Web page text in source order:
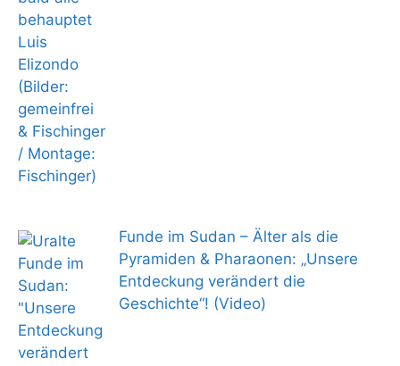
Funde im Sudan – Älter als die
Pyramiden & Pharaonen: „Unsere
Entdeckung verändert die
Geschichte“! (Video)